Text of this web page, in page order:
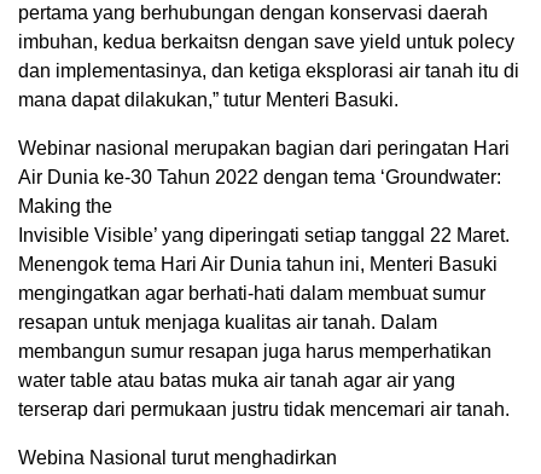
pertama yang berhubungan dengan konservasi daerah
imbuhan, kedua berkaitsn dengan save yield untuk polecy
dan implementasinya, dan ketiga eksplorasi air tanah itu di
mana dapat dilakukan,” tutur Menteri Basuki.
Webinar nasional merupakan bagian dari peringatan Hari
Air Dunia ke-30 Tahun 2022 dengan tema ‘Groundwater:
Making the
Invisible Visible’ yang diperingati setiap tanggal 22 Maret.
Menengok tema Hari Air Dunia tahun ini, Menteri Basuki
mengingatkan agar berhati-hati dalam membuat sumur
resapan untuk menjaga kualitas air tanah. Dalam
membangun sumur resapan juga harus memperhatikan
water table atau batas muka air tanah agar air yang
terserap dari permukaan justru tidak mencemari air tanah.
Webina Nasional turut menghadirkan